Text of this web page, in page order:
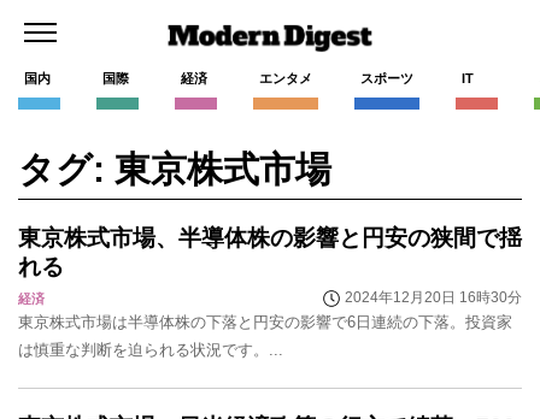
国内 国際 経済 エンタメ スポーツ IT
タグ: 東京株式市場
東京株式市場、半導体株の影響と円安の狭間で揺
れる
経済 2024年12月20日 16時30分
東京株式市場は半導体株の下落と円安の影響で6日連続の下落。投資家
は慎重な判断を迫られる状況です。...